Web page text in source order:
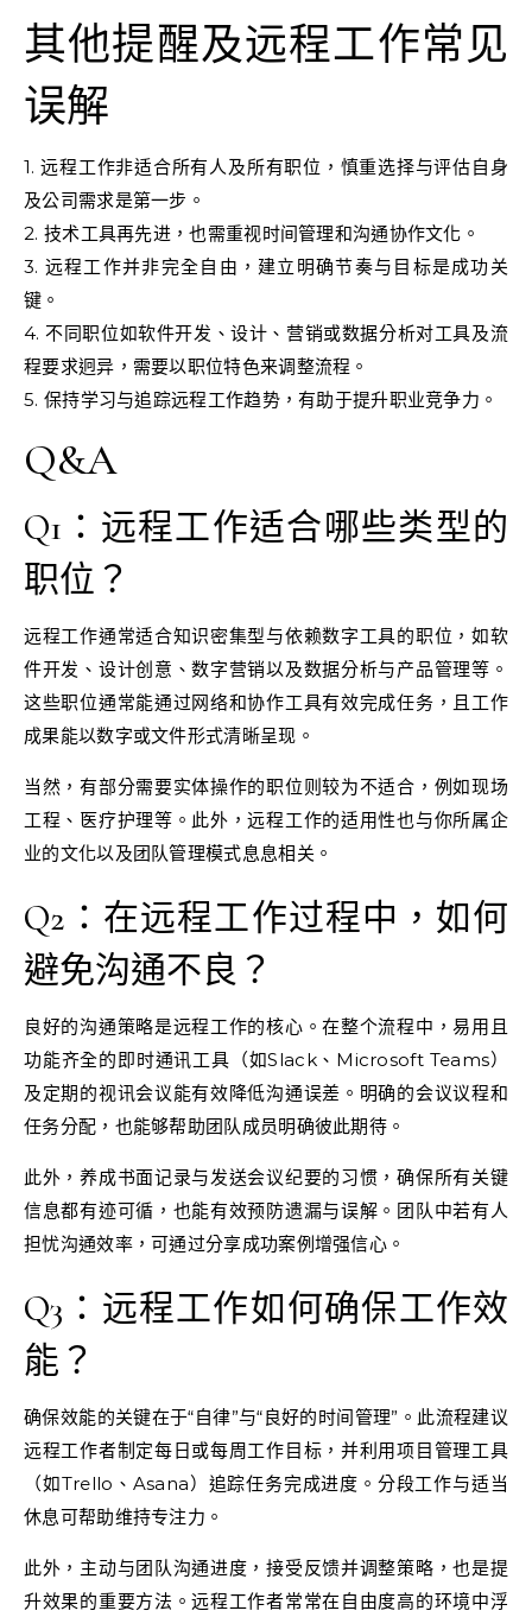
其他提醒及远程工作常见
误解
1. 远程工作非适合所有人及所有职位，慎重选择与评估自身
及公司需求是第一步。
2. 技术工具再先进，也需重视时间管理和沟通协作文化。
3. 远程工作并非完全自由，建立明确节奏与目标是成功关
键。
4. 不同职位如软件开发、设计、营销或数据分析对工具及流
程要求迥异，需要以职位特色来调整流程。
5. 保持学习与追踪远程工作趋势，有助于提升职业竞争力。
Q&A
Q1：远程工作适合哪些类型的
职位？
远程工作通常适合知识密集型与依赖数字工具的职位，如软
件开发、设计创意、数字营销以及数据分析与产品管理等。
这些职位通常能通过网络和协作工具有效完成任务，且工作
成果能以数字或文件形式清晰呈现。
当然，有部分需要实体操作的职位则较为不适合，例如现场
工程、医疗护理等。此外，远程工作的适用性也与你所属企
业的文化以及团队管理模式息息相关。
Q2：在远程工作过程中，如何
避免沟通不良？
良好的沟通策略是远程工作的核心。在整个流程中，易用且
功能齐全的即时通讯工具（如Slack、Microsoft Teams）
及定期的视讯会议能有效降低沟通误差。明确的会议议程和
任务分配，也能够帮助团队成员明确彼此期待。
此外，养成书面记录与发送会议纪要的习惯，确保所有关键
信息都有迹可循，也能有效预防遗漏与误解。团队中若有人
担忧沟通效率，可通过分享成功案例增强信心。
Q3：远程工作如何确保工作效
能？
确保效能的关键在于“自律”与“良好的时间管理”。此流程建议
远程工作者制定每日或每周工作目标，并利用项目管理工具
（如Trello、Asana）追踪任务完成进度。分段工作与适当
休息可帮助维持专注力。
此外，主动与团队沟通进度，接受反馈并调整策略，也是提
升效果的重要方法。远程工作者常常在自由度高的环境中浮